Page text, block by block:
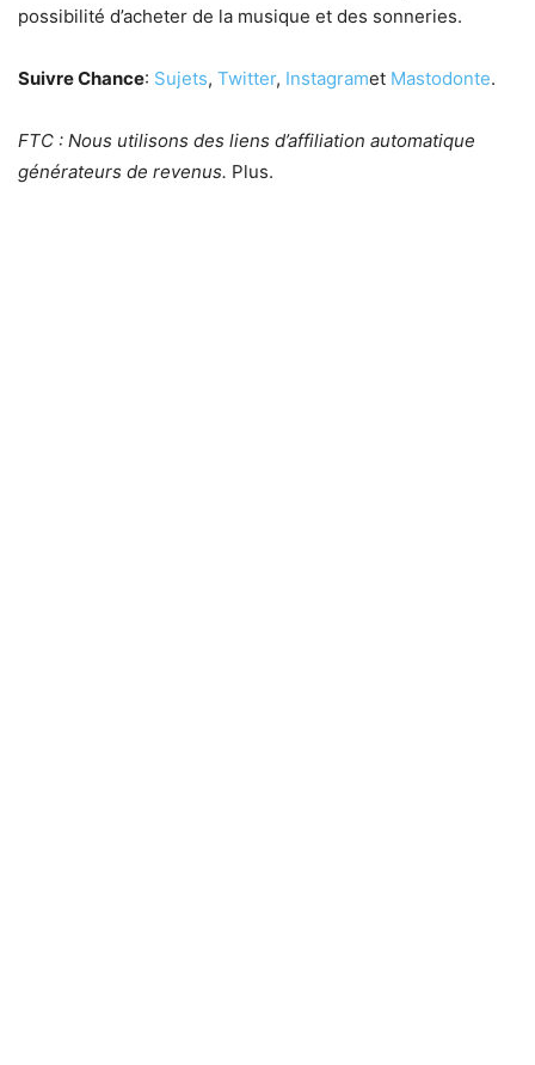
possibilité d’acheter de la musique et des sonneries.
Suivre Chance: Sujets, Twitter, Instagramet Mastodonte.
FTC : Nous utilisons des liens d’affiliation automatique
générateurs de revenus. Plus.